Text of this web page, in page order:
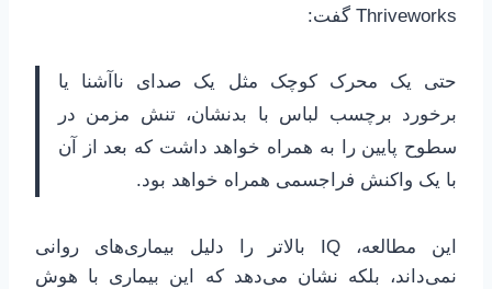
Thriveworks گفت:
حتی یک محرک کوچک مثل یک صدای ناآشنا یا
برخورد برچسب لباس با بدنشان، تنش مزمن در
سطوح پایین را به همراه خواهد داشت که بعد از آن
با یک واکنش فراجسمی همراه خواهد بود.
این مطالعه، IQ بالاتر را دلیل بیماری‌های روانی
نمی‌داند، بلکه نشان می‌دهد که این بیماری با هوش